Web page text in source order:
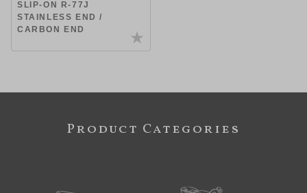
SLIP-ON R-77J
STAINLESS END /
CARBON END
Product Categories